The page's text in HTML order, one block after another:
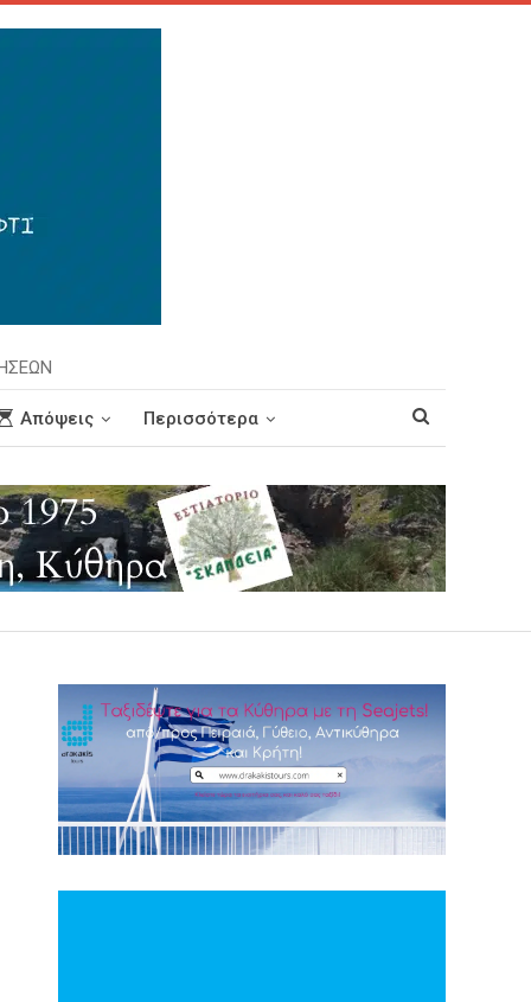
Απόψεις Περισσότερα